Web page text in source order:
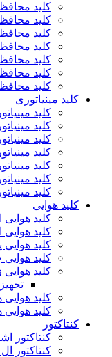
کلید
کلید
کلید
کلید
کلید
کلید
کلید
کلید مینیاتوری
کلید
کلید
کلید
کلید
کلید
کلید
کلید
کلید هوایی
کلید هوایی
کلید
کلید
کلید
کلید
کلید هوایی
کلید هوایی
کنتاکتور
کنتاکتور
کنتاکتور